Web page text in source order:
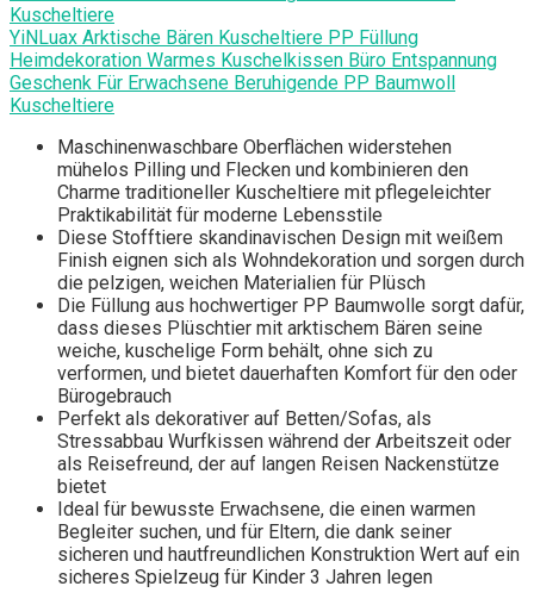
YiNLuax Arktische Bären Kuscheltiere PP Füllung
Heimdekoration Warmes Kuschelkissen Büro Entspannung
Geschenk Für Erwachsene Beruhigende PP Baumwoll
Kuscheltiere
Maschinenwaschbare Oberflächen widerstehen
mühelos Pilling und Flecken und kombinieren den
Charme traditioneller Kuscheltiere mit pflegeleichter
Praktikabilität für moderne Lebensstile
Diese Stofftiere skandinavischen Design mit weißem
Finish eignen sich als Wohndekoration und sorgen durch
die pelzigen, weichen Materialien für Plüsch
Die Füllung aus hochwertiger PP Baumwolle sorgt dafür,
dass dieses Plüschtier mit arktischem Bären seine
weiche, kuschelige Form behält, ohne sich zu
verformen, und bietet dauerhaften Komfort für den oder
Bürogebrauch
Perfekt als dekorativer auf Betten/Sofas, als
Stressabbau Wurfkissen während der Arbeitszeit oder
als Reisefreund, der auf langen Reisen Nackenstütze
bietet
Ideal für bewusste Erwachsene, die einen warmen
Begleiter suchen, und für Eltern, die dank seiner
sicheren und hautfreundlichen Konstruktion Wert auf ein
sicheres Spielzeug für Kinder 3 Jahren legen